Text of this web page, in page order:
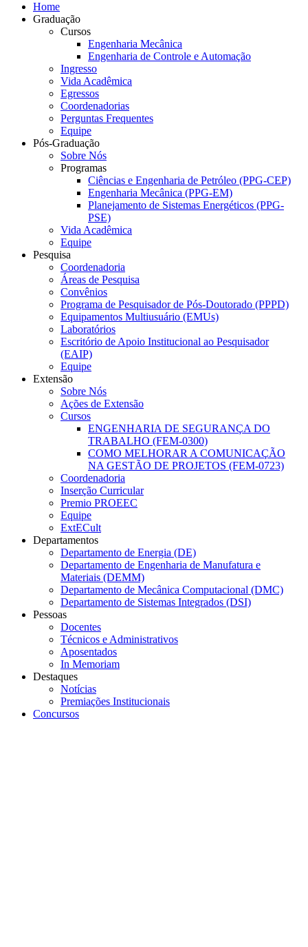
Home
Graduação
Cursos
Engenharia Mecânica
Engenharia de Controle e Automação
Ingresso
Vida Acadêmica
Egressos
Coordenadorias
Perguntas Frequentes
Equipe
Pós-Graduação
Sobre Nós
Programas
Ciências e Engenharia de Petróleo (PPG-CEP)
Engenharia Mecânica (PPG-EM)
Planejamento de Sistemas Energéticos (PPG-
PSE)
Vida Acadêmica
Equipe
Pesquisa
Coordenadoria
Áreas de Pesquisa
Convênios
Programa de Pesquisador de Pós-Doutorado (PPPD)
Equipamentos Multiusuário (EMUs)
Laboratórios
Escritório de Apoio Institucional ao Pesquisador
(EAIP)
Equipe
Extensão
Sobre Nós
Ações de Extensão
Cursos
ENGENHARIA DE SEGURANÇA DO
TRABALHO (FEM-0300)
COMO MELHORAR A COMUNICAÇÃO
NA GESTÃO DE PROJETOS (FEM-0723)
Coordenadoria
Inserção Curricular
Premio PROEEC
Equipe
ExtECult
Departamentos
Departamento de Energia (DE)
Departamento de Engenharia de Manufatura e
Materiais (DEMM)
Departamento de Mecânica Computacional (DMC)
Departamento de Sistemas Integrados (DSI)
Pessoas
Docentes
Técnicos e Administrativos
Aposentados
In Memoriam
Destaques
Notícias
Premiações Institucionais
Concursos